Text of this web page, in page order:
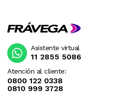
Atención al cliente:
0800 122 0338
0810 999 3728
Asistente virtual
11 2855 5086